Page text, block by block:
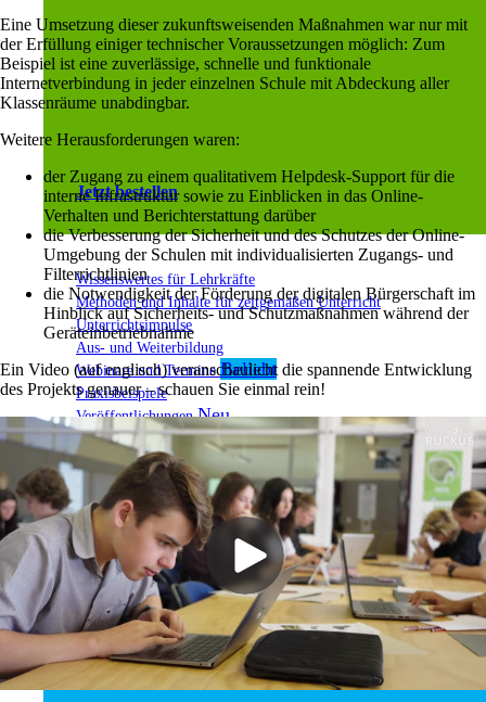
Jetzt bestellen
Wissenswertes für Lehrkräfte
Methoden und Inhalte für zeitgemäßen Unterricht
Unterrichtsimpulse
Aus- und Weiterbildung
Webinare und Termine
Praxisbeispiele
Veröffentlichungen
Zukunft Lernen
Eine Umsetzung dieser zukunftsweisenden Maßnahmen war nur mit
der Erfüllung einiger technischer Voraussetzungen möglich: Zum
Beispiel ist eine zuverlässige, schnelle und funktionale
Internetverbindung in jeder einzelnen Schule mit Abdeckung aller
Klassenräume unabdingbar.
Weitere Herausforderungen waren:
der Zugang zu einem qualitativem Helpdesk-Support für die
interne Infrastruktur sowie zu Einblicken in das Online-
Verhalten und Berichterstattung darüber
die Verbesserung der Sicherheit und des Schutzes der Online-
Umgebung der Schulen mit individualisierten Zugangs- und
Filterrichtlinien
die Notwendigkeit der Förderung der digitalen Bürgerschaft im
Hinblick auf Sicherheits- und Schutzmaßnahmen während der
Geräteinbetriebnahme
Ein Video (auf englisch) veranschaulicht die spannende Entwicklung
des Projekts genauer – schauen Sie einmal rein!